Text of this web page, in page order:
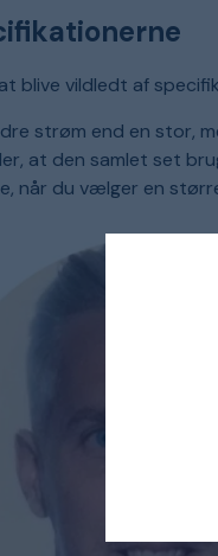
blive vildledt af
strøm end en stor,
at den samlet set
når du vælger en